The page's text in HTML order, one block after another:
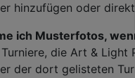
hinzufügen oder
ich Musterfotos,
die Art &
der dort gelisteten